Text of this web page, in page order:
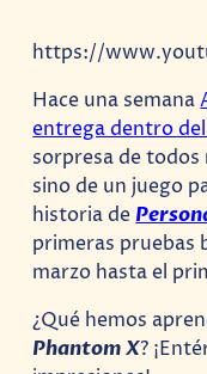
https://
Hace una semana
entrega dentro
sorpresa de
sino de un juego
historia de
primeras pruebas
marzo hasta el
¿Qué hemos
Phantom X?